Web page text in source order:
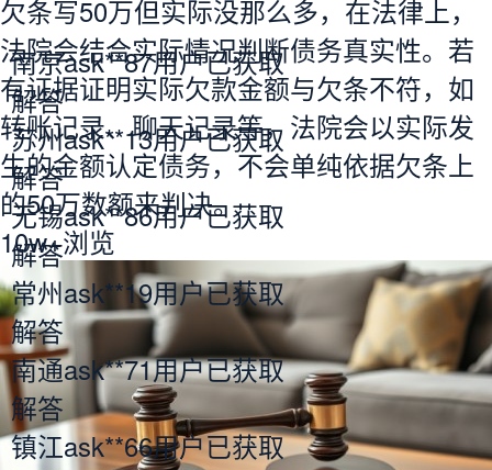
欠条写50万但实际没那么多，在法律上，
法院会结合实际情况判断债务真实性。若
有证据证明实际欠款金额与欠条不符，如
转账记录、聊天记录等，法院会以实际发
生的金额认定债务，不会单纯依据欠条上
的50万数额来判决。
10w+浏览
南京ask**87用户已获取
解答
苏州ask**13用户已获取
解答
无锡ask**86用户已获取
解答
常州ask**19用户已获取
解答
南通ask**71用户已获取
解答
镇江ask**66用户已获取